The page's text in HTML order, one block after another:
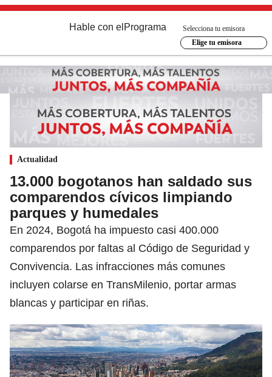
Hable con el Programa
Selecciona tu emisora
Elige tu emisora
Actualidad
13.000 bogotanos han saldado sus
comparendos cívicos limpiando
parques y humedales
En 2024, Bogotá ha impuesto casi 400.000
comparendos por faltas al Código de Seguridad y
Convivencia. Las infracciones más comunes
incluyen colarse en TransMilenio, portar armas
blancas y participar en riñas.